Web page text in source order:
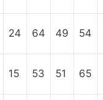
24 64 49 54
15 53 51 65